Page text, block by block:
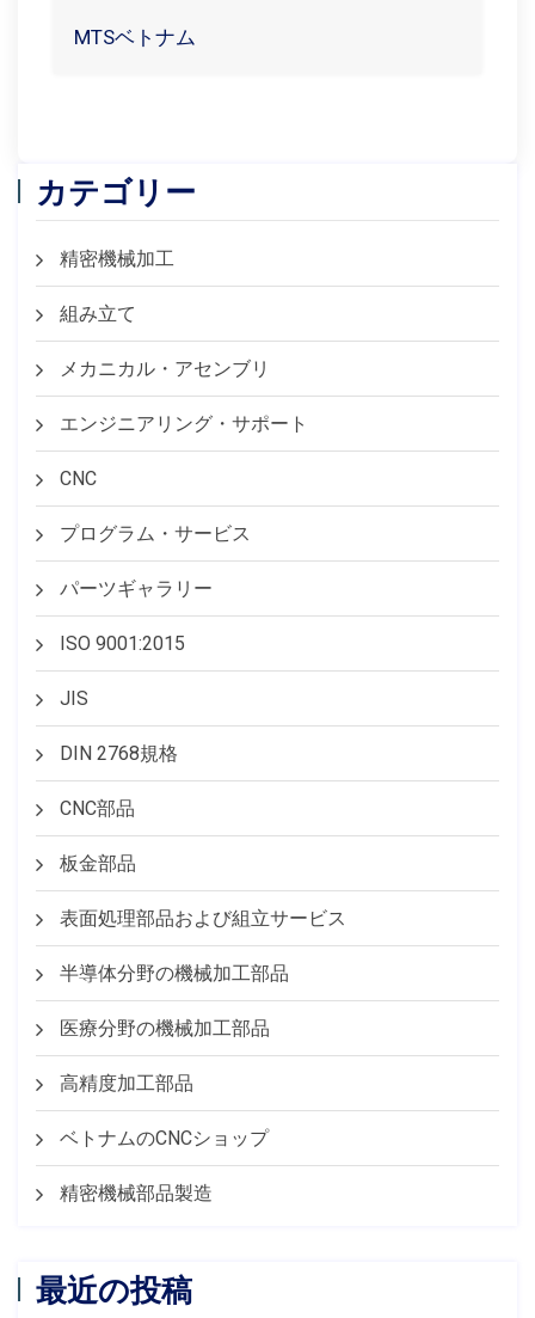
MTSベトナム
カテゴリー
精密機械加工
組み立て
メカニカル・アセンブリ
エンジニアリング・サポート
CNC
プログラム・サービス
パーツギャラリー
ISO 9001:2015
JIS
DIN 2768規格
CNC部品
板金部品
表面処理部品および組立サービス
半導体分野の機械加工部品
医療分野の機械加工部品
高精度加工部品
ベトナムのCNCショップ
精密機械部品製造
最近の投稿